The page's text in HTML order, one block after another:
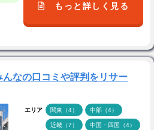
もっと詳しく見る
なの口コミや評判をリサー
エリア 関東（4） 中部（4）
近畿（7） 中国・四国（4）